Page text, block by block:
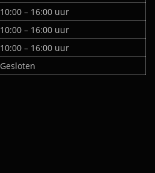
10:00 – 16:00 uur
10:00 – 16:00 uur
10:00 – 16:00 uur
Gesloten